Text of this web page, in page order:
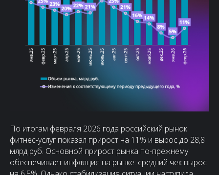
По итогам февраля 2026 года российский рынок
фитнес-услуг показал прирост на 11% и вырос до 28,8
млрд руб. Основной прирост рынка по-прежнему
обеспечивает инфляция на рынке: средний чек вырос